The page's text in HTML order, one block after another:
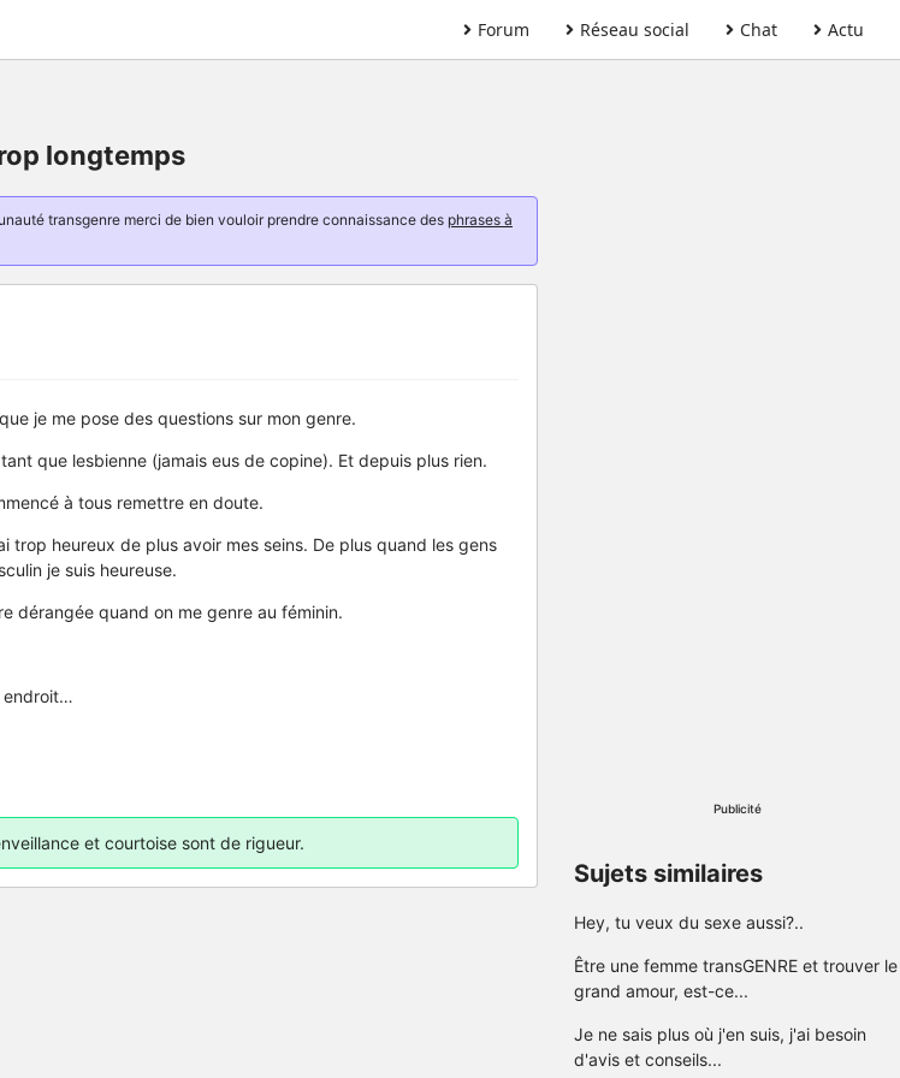
Forum Réseau social Chat Actu
longtemps
transgenre merci de bien vouloir prendre connaissance des phrases à
je me pose des questions sur mon genre.
que lesbienne (jamais eus de copine). Et depuis plus rien.
à tous remettre en doute.
trop heureux de plus avoir mes seins. De plus quand les gens
je suis heureuse.
dérangée quand on me genre au féminin.
endroit…
et courtoise sont de rigueur.
Publicité
Sujets similaires
Hey, tu veux du sexe aussi?..
Être une femme transGENRE et trouver le
grand amour, est-ce...
Je ne sais plus où j'en suis, j'ai besoin
d'avis et conseils...